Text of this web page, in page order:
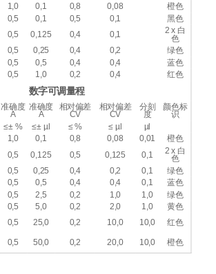
1,0 0,1 0,8 0,08 橙色
0,5 0,1 0,5 0,1 黑色
0,5 0,125 0,4 0,1 2 x 白
色
0,5 0,25 0,4 0,2 绿色
0,5 0,5 0,4 0,4 蓝色
0,5 1,0 0,2 0,4 红色
数字可调量程
准确度
A
准确度
A
相对偏差
CV
相对偏差
CV
分刻
度
颜色标
识
≤± % ≤± µl ≤ % ≤ µl µl
1,0 0,1 0,8 0,08 0,01 橙色
0,5 0,125 0,5 0,125 0,1
2 x 白
色
0,5 0,25 0,4 0,2 0,1 绿色
0,5 0,5 0,4 0,4 0,1 蓝色
0,5 2,5 0,2 1,0 1,0 绿色
0,5 5,0 0,2 2,0 1,0 黄色
0,5 25,0 0,2 10,0 10,0 红色
0,5 50,0 0,2 20,0 10,0 橙色